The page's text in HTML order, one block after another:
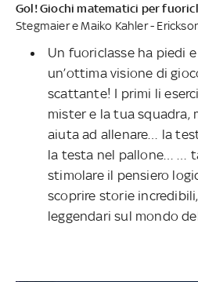
Gol! Giochi matematici per
Stegmaier e Maiko Kahler -
Un fuoriclasse ha piedi
un’ottima visione di
scattante! I primi li
mister e la tua squadra,
aiuta ad allenare… la
la testa nel pallone… …
stimolare il pensiero
scoprire storie
leggendari sul mondo